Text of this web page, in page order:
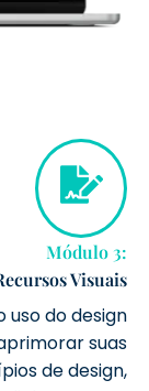
Módulo 3:
Visuais
uso do design
suas
de design,